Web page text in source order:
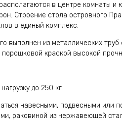
в центре комнаты и
Строение стола островного
в единый комплекс.
выполнен из металлических труб
краской высокой
до 250 кг.
навесными, подвесными или
раковиной из нержавеющей